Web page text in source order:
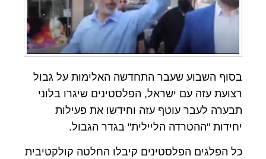
בסוף השבוע שעבר התחדשה האלימות על גבול
רצועת עזה עם ישראל, הפלסטינים שיגרו בלוני
תבערה לעבר עוטף עזה וחידשו את פעילות
יחידות "ההטרדה הליילית" בגדר הגבול.
כל הפלגים הפלסטינים קיבלו החלטה קולקטיבית